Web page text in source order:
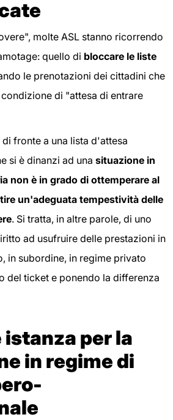
molte ASL stanno ricorrendo
quello di bloccare le liste
le prenotazioni dei cittadini che
di "attesa di entrare
fronte a una lista d'attesa
si è dinanzi ad una situazione in
non è in grado di ottemperare al
un'adeguata tempestività delle
. Si tratta, in altre parole, di uno
ad usufruire delle prestazioni in
in subordine, in regime privato
del ticket e ponendo la differenza
istanza per la
in regime di